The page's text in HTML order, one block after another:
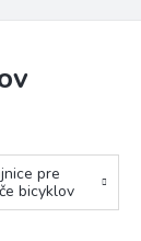
pre
bicyklov